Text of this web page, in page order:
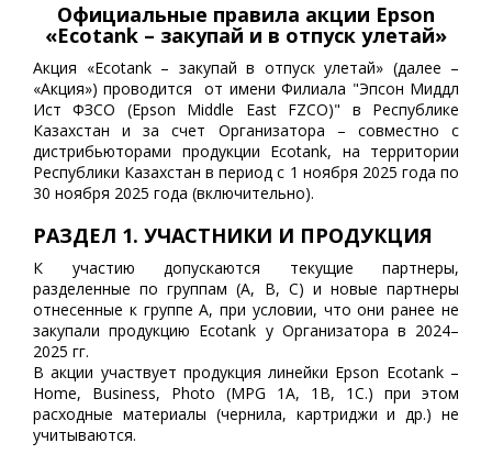
Официальные правила акции Epson
«Ecotank – закупай и в отпуск улетай»
Акция «Ecotank – закупай в отпуск улетай» (далее –
«Акция») проводится от имени Филиала "Эпсон Миддл
Ист ФЗСО (Epson Middle East FZCO)" в Республике
Казахстан и за счет Организатора – совместно с
дистрибьюторами продукции Ecotank, на территории
Республики Казахстан в период с 1 ноября 2025 года по
30 ноября 2025 года (включительно).
РАЗДЕЛ 1. УЧАСТНИКИ И ПРОДУКЦИЯ
К участию допускаются текущие партнеры,
разделенные по группам (A, B, C) и новые партнеры
отнесенные к группе А, при условии, что они ранее не
закупали продукцию Ecotank у Организатора в 2024–
2025 гг.
В акции участвует продукция линейки Epson Ecotank –
Home, Business, Photo (MPG 1A, 1B, 1C.) при этом
расходные материалы (чернила, картриджи и др.) не
учитываются.